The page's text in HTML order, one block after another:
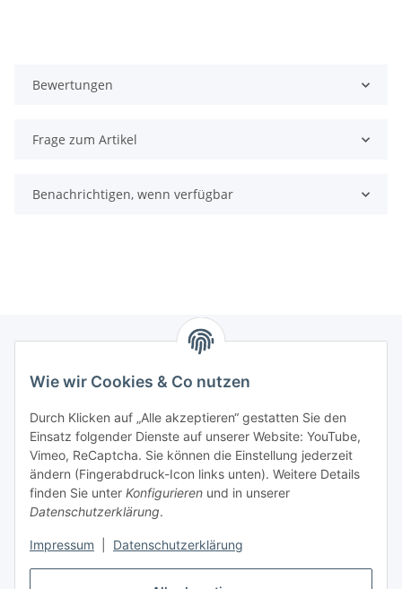
Wie wir Cookies & Co nutzen
Durch Klicken auf „Alle akzeptieren“ gestatten Sie den
Einsatz folgender Dienste auf unserer Website: YouTube,
Vimeo, ReCaptcha. Sie können die Einstellung jederzeit
ändern (Fingerabdruck-Icon links unten). Weitere Details
finden Sie unter Konfigurieren und in unserer
Datenschutzerklärung.
Impressum Datenschutzerklärung
Bewertungen
Frage zum Artikel
Benachrichtigen, wenn verfügbar
Zahlungsmöglichkeiten
Versandinformationen
Gesetzliche Informationen